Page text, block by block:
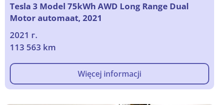
Tesla 3 Model 75kWh AWD Long Range Dual
Motor automaat, 2021
2021 г.
113 563 km
Więcej informacji